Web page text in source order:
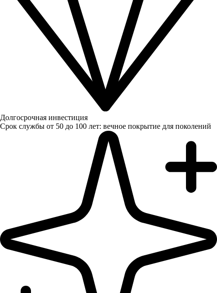
Долгосрочная инвестиция
Срок службы от 50 до 100 лет: вечное покрытие для поколений